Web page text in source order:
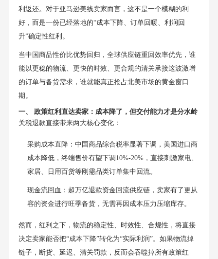
利返还。对于亚马逊美线卖家而言，这不是一个模糊的利
好，而是一份已经落地的“成本下降、订单回暖、利润回
升”确定性红利。
当中国商品性价比优势回归，全球供应链重回效率优先，谁
能以更稳的物流、更快的时效、更合规的清关承接这波激增
的订单与备货需求，谁就能真正抢占北美市场的黄金窗口
期。
一、 政策红利直达卖家：成本降了，但交付能力才是分水岭
关税退款直接带来两大核心变化：
采购成本直降：中国商品综合税率显著下调，美国进口商
成本降低，终端售价有望下调10%-20%，直接刺激家电、
家居、日用百货等刚需品类订单集中回流。
现金流回血：超万亿退款资金回流供应链，卖家有了更从
容的资金进行旺季备货，无需再因成本压力压缩库存。
然而，红利之下，物流的稳定性、时效性、合规性，将直接
决定卖家能否把“成本下降”转化为“实际利润”。如果物流掉
链子，断货、延迟、清关罚款，反而会吞噬掉所有政策红